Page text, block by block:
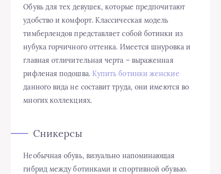
Обувь для тех девушек, которые предпочитают
удобство и комфорт. Классическая модель
тимберлендов представляет собой ботинки из
нубука горчичного оттенка. Имеется шнуровка и
главная отличительная черта – выраженная
рифленая подошва. Купить ботинки женские
данного вида не составит труда, они имеются во
многих коллекциях.
Сникерсы
Необычная обувь, визуально напоминающая
гибрид между ботинками и спортивной обувью.